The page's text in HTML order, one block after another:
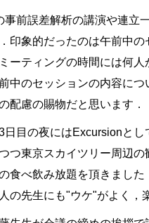
前誤差解析の講演や連立
印象的だったのは午前中
ーティングの時間には何
中のセッションの内容に
配慮の賜物だと思います．
日目の夜にはExcursionと
つ東京スカイツリー周辺
食べ飲み放題を頂きまし
の先生にも"ウケ"がよく，